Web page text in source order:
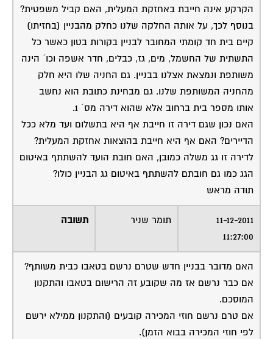
הקרקע אינה חייבת באחזקת המעלית, האם קביל משפטית?
בנוסף לכך, על אותה החלקה שלנו כחלק מהבניין (בחזיתו)
קיים בית חד קומתי המחובר לבניין בקורות בטון כאשר כל
התשתית של החשמל, מים, גז, כבלים, חדר אשפה וכו´ הינה
משותפת ונמצאת אצלנו בבניין. גם החניה שלו היא חלק
מהחניה המשותפת שלנו. גם מבחינת כתובת הוא נחשב
אותו מספר בית ברחוב אלא שהוא דירה מס´ 1.
האם נכון שגם דירה זו חייבת אף היא בתשלום ועד מלא ככל
הדיירים? האם אף היא חייבת בהוצאות אחזקת המעלית?
לדירה זו גג משלה כמובן, האם חובת הועד להשתתף באיטום
הגג כמו גם חובתם להשתתף באיטום גג הבניין כולו?
תודה מראש
11-12-2011
11:27:00
תומר שניר תשובה
האם מדובר בבניין חדש שטרם נרשם בטאבו כבית משותף?
אם כבר נרשם אז מה שקובע זה הרישום בטאבו והתקנון
המוסכם.
אם טרם נרשם חוזי המכירה קובעים (והתקנון ממילא ירשם
לפי חוזי המכירה בבוא הזמן).